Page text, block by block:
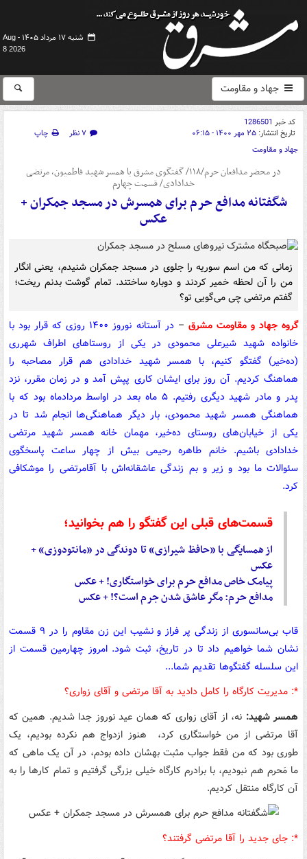
شنبه ۱۷ مرداد ۱۴۰۵ -
Aug
8 2026
جهاد و مقاومت
کد خبر 1286501
تاریخ انتشار: ۲۵ مهر ۱۴۰۰ - ۰۶:۱۵ ۷ نظر
چاپ
جهاد و مقاومت
در محضر مدافعان حرم/۱۱۸/ گفتگوی مشرق با همسر شهید فاطمیون، مرتضی
خدادادی/ قسمت چهارم
شگفتانه مدافع حرم برای همسرش در مسجد جمکران +‌
عکس
زمانی که من اسم سوریه را جلوی در مسجد جمکران شنیدم، یعنی انگار
من را آن لحظه خمیر کردند و دوباره ساختند. تمام گوشت بدنم ریخت؛
گفتم مرتضی چی می‌گویی تو؟
گروه جهاد و مقاومت مشرق –
در آستانه نوروز ۱۴۰۰ روزی که قرار بود با
خانواده شهید شیرعلی محمودی در یکی از روستاهای اطراف شهرری
(ده‌خیر) گفتگو کنیم، با همسر شهید خدادادی هم قرار مصاحبه را
هماهنگ کردیم. آن روز برای ایشان کاری پپش آمد و در زمان مقرر، نزد
پدر و مادر شهید دیگری رفتیم. ۵ ماه بعد در اواسط مردادماه بود که با
هماهنگی همسر شهید محمودی، بار دیگر هماهنگی‌ها انجام شد تا در
یکی از خیابان‌های روستای ده‌خیر، مهمان خانه همسر شهید مرتضی
خدادادی باشیم. خانم طاهره رحیمی بیش از چهار ساعت پاسخگوی
سئوالات ما بود و زیر و بم زندگی عاشقانه‌اش با آقامرتضی را موشکافی
کرد.
قسمت‌های قبلی این گفتگو را هم بخوانید؛
از همسایگی با «حافظ شیرازی» تا دوندگی در «مانتودوزی» +
عکس
پیامک خاص مدافع حرم برای خواستگاری! + عکس
مدافع حرم: مگر عاشق شدن جرم است؟! + عکس
قاب بی‌سانسوری از زندگی پر فراز و نشیب این زن مقاوم را در ۹ قسمت
نشان شما خواهیم داد تا در تاریخ،‌ ثبت شود. امروز چهارمین قسمت از
این سلسله گفتگوها تقدیم شما...
*:‌ مدیریت کارگاه را کامل دادید به آقا مرتضی و آقای زواری؟
همسر شهید: نه، از آقای زواری که همان عید نوروز جدا شدیم. همین که
آقا مرتضی از من خواستگاری کرد، هنوز ازدواج هم نکرده بودیم، یک
طوری بود که من فقط جواب مثبت بهشان داده بودم، در آن یک ماهی که
ما مَحرم هم نبودیم، با برادرم کارگاه خیلی بزرگی گرفتیم و تمام کارها را به
آن کارگاه منتقل کردیم.
*:‌ جای جدید را آقا مرتضی گرفتند؟